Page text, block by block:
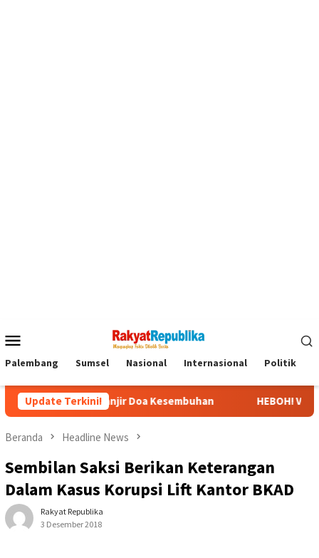
Mobile
Palembang Sumsel Nasional Internasional Politik
Update Terkini!
Banjir Doa Kesembuhan HEBOH! Video Viral
Beranda Headline News
Sembilan Saksi Berikan Keterangan
Dalam Kasus Korupsi Lift Kantor BKAD
Rakyat Republika
3 Desember 2018